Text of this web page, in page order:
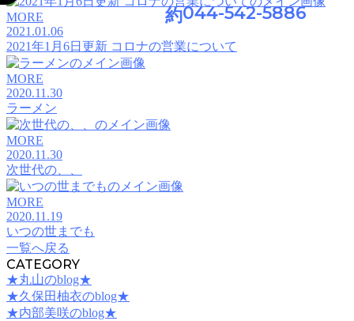
044-542-5886
MORE
2021.01.06
2021年1月6日更新 コロナの営業について
MORE
2020.11.30
ラーメン
MORE
2020.11.30
次世代の、、
MORE
2020.11.19
いつの世までも
一覧へ戻る
CATEGORY
★丸山のblog★
★久保田柚衣のblog★
★内部美咲のblog★